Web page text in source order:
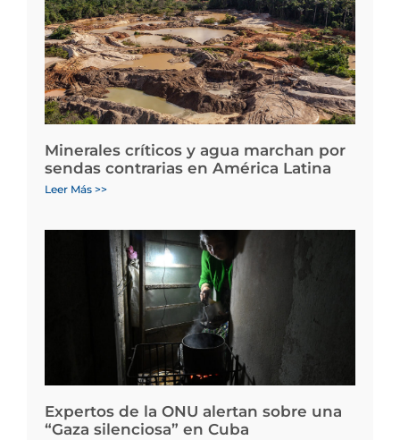
Minerales críticos y agua marchan por
sendas contrarias en América Latina
Leer Más >>
Expertos de la ONU alertan sobre una
“Gaza silenciosa” en Cuba